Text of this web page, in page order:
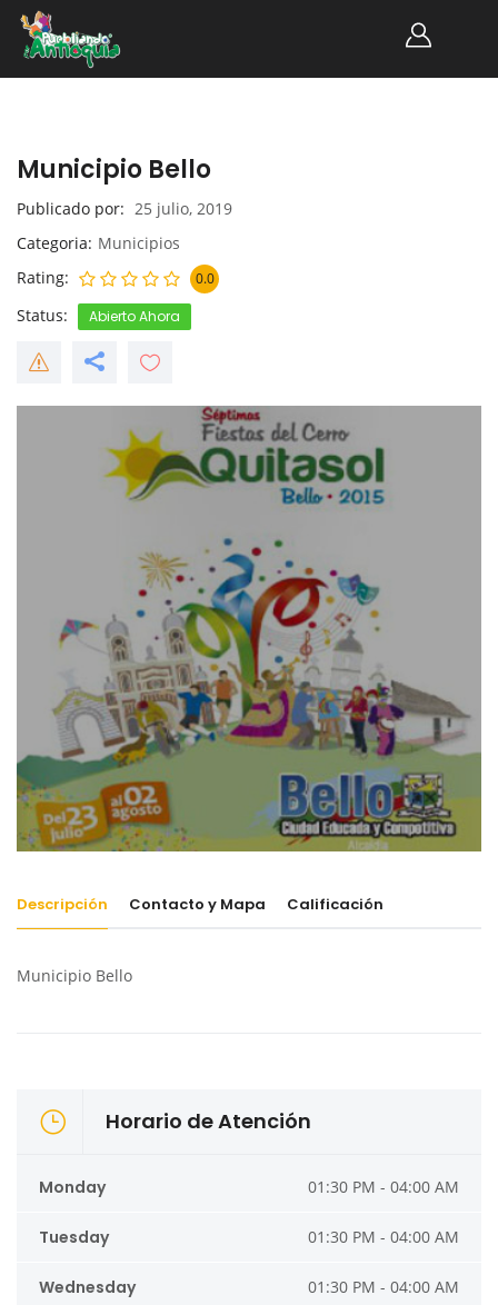
Municipio Bello
Publicado por
25 julio, 2019
Categoria Municipios
Rating
0.0
Status Abierto Ahora
Descripción Contacto y Mapa Calificación
Municipio Bello
Horario de Atención
Monday 01:30 PM - 04:00 AM
Tuesday 01:30 PM - 04:00 AM
Wednesday 01:30 PM - 04:00 AM